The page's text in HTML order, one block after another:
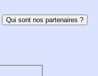
Qui sont nos partenaires ?